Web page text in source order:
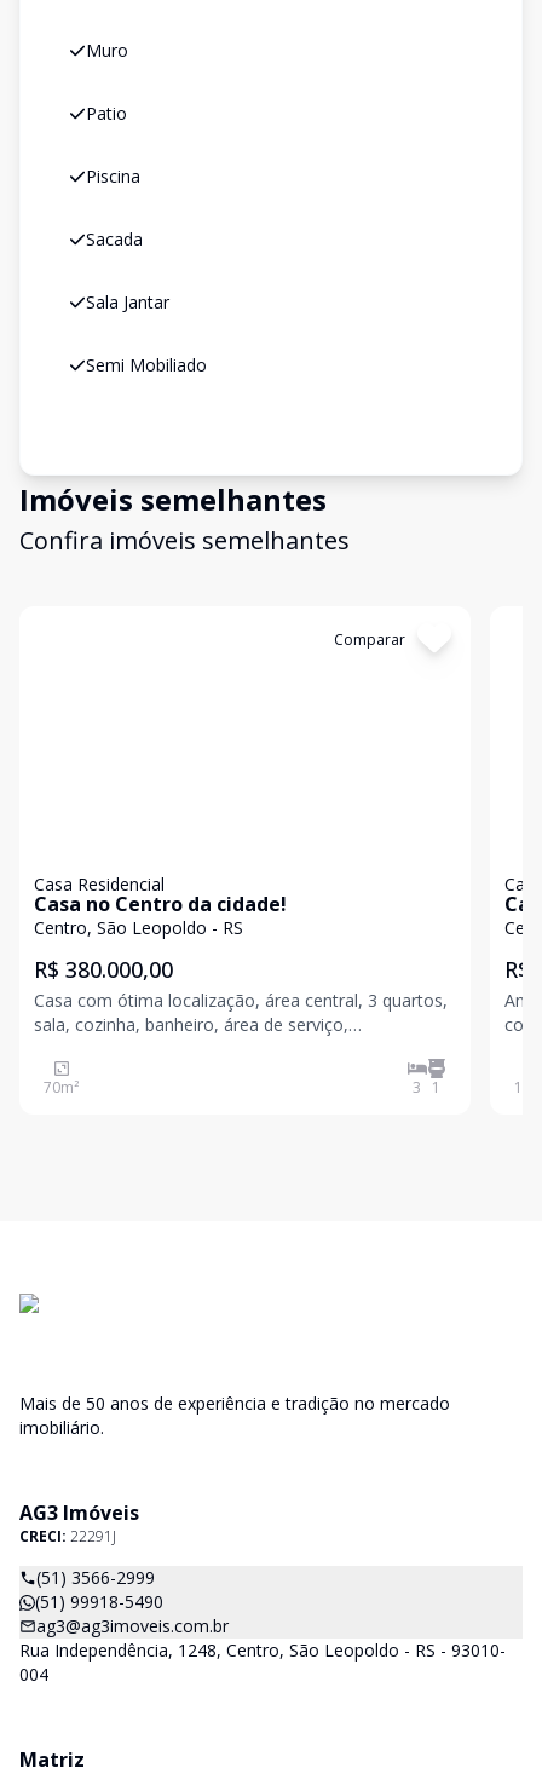
Muro
Patio
Piscina
Sacada
Sala Jantar
Semi Mobiliado
Imóveis semelhantes
Confira imóveis semelhantes
Comparar
Casa Residencial
Casa no Centro da cidade!
Centro, São Leopoldo - RS
R$ 380.000,00
Casa com ótima localização, área central, 3 quartos,
sala, cozinha, banheiro, área de serviço,
sujeitos a alteração sem aviso prévio
70m² 3 1
R$
184
Mais de 50 anos de experiência e tradição no mercado
imobiliário.
AG3 Imóveis
CRECI: 22291J
(51) 3566-2999
(51) 99918-5490
ag3@ag3imoveis.com.br
Rua Independência, 1248, Centro, São Leopoldo - RS - 93010-
004
Matriz